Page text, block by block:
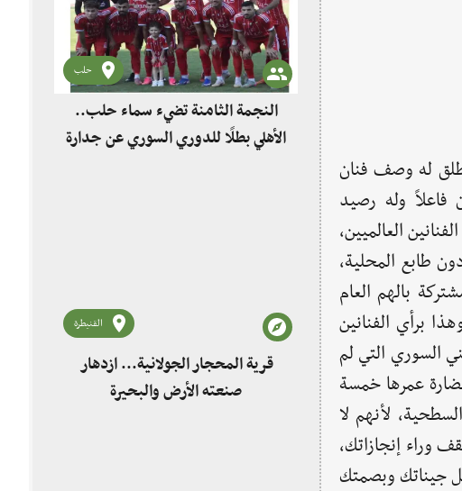
له وصف فنان
فاعلاً وله رصيد
العالميين،
طابع المحلية،
بالهم العام
برأي الفنانين
السوري التي لم
عمرها خمسة
لأنهم لا
وراء إنجازاتك،
جيناتك وبصمتك
حلب
النجمة الثامنة تضيء سماء حلب..
الأهلي بطلًا للدوري السوري عن جدارة
القنيطرة
قرية المحجار الجولانية... ازدهار
صنعته الأرض والبحيرة